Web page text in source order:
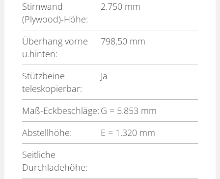
Stirnwand
(Plywood)-Höhe:
2.750 mm
Überhang vorne
u.hinten:
798,50 mm
Stützbeine
teleskopierbar:
Ja
Maß-Eckbeschläge: G = 5.853 mm
Abstellhöhe:
E = 1.320 mm
Seitliche
Durchladehöhe: